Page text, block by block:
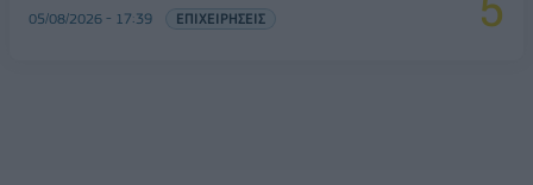
05/08/2026 - 17:39 ΕΠΙΧΕΙΡΗΣΕΙΣ